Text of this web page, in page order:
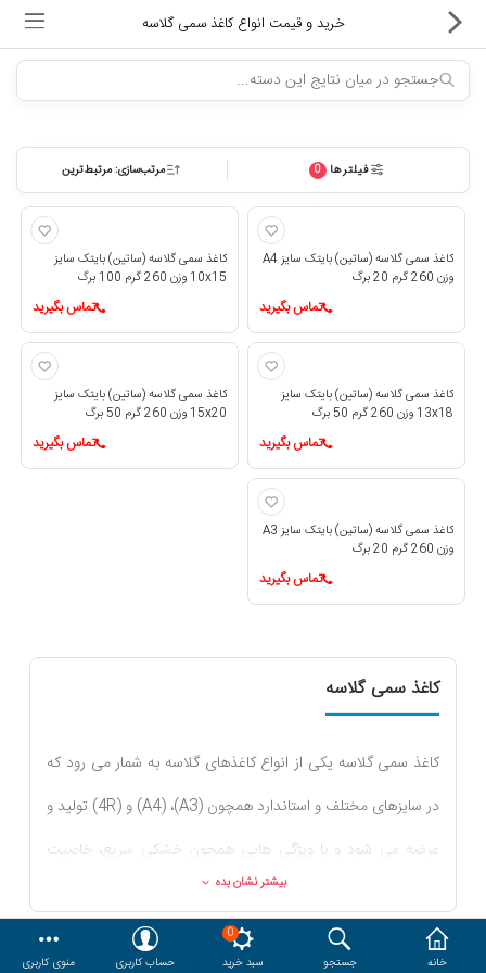
ماشین های اداری
لوازم التحریر
کارتریج و تونر
تجهیزات فروشگاهی و بانکی
دستگاه صحافی و پرس
ماشین حساب
هدایا و ست مدیریتی
وایت برد و تابلو اعلانات
دسترسی کاربری
خانه جستجو
0
سبد خرید
حساب کاربری منوی کاربری
خرید و قیمت انواع کاغذ سمی گلاسه
فیلترها 0 مرتب‌سازی: مرتبط‌ترین
کاغذ سمی گلاسه (ساتین) بایتک سایز A4
وزن 260 گرم 20 برگ
تماس بگیرید
کاغذ سمی گلاسه (ساتین) بایتک سایز
10x15 وزن 260 گرم 100 برگ
تماس بگیرید
کاغذ سمی گلاسه (ساتین) بایتک سایز
13x18 وزن 260 گرم 50 برگ
تماس بگیرید
کاغذ سمی گلاسه (ساتین) بایتک سایز
15x20 وزن 260 گرم 50 برگ
تماس بگیرید
کاغذ سمی گلاسه (ساتین) بایتک سایز A3
وزن 260 گرم 20 برگ
تماس بگیرید
کاغذ سمی گلاسه
کاغذ سمی گلاسه یکی از انواع کاغذهای گلاسه به شمار می رود که
در سایزهای مختلف و استاندارد همچون (A3)، (A4) و (4R) تولید و
عرضه می شود و با ویژگی هایی همچون خشکی سریع، خاصیت
ضد آب و ضد لکه بودن، شفافیت بالا، با تمامی پرینترهایی که کاغذ
کش قدرتمند دارند، مانند پرینترهای 6 رنگ اپسون سازگاری کامل
بیشتر نشان بده